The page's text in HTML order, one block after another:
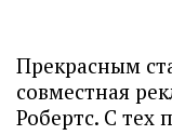
Прекрасным
совместная
Робертс. С тех